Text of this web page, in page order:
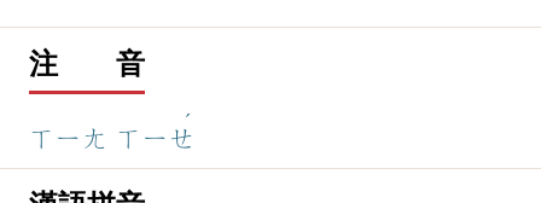
注 音
ㄒㄧㄤ ㄒㄧㄝ
ˊ